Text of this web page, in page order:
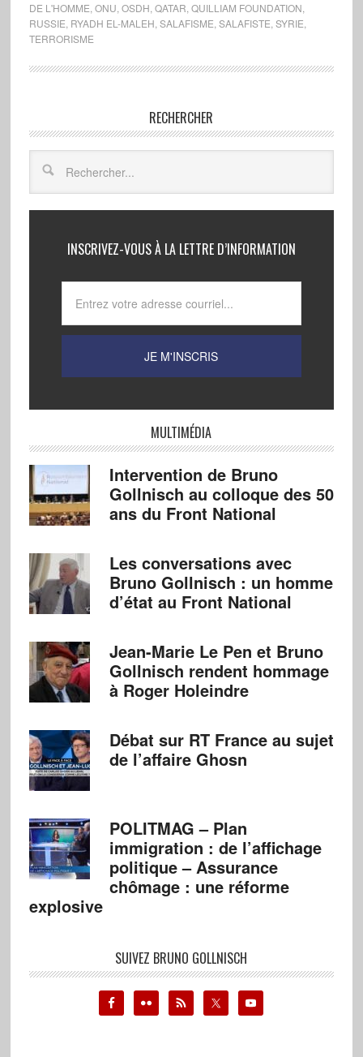
DE L'HOMME ONU OSDH QATAR QUILLIAM FOUNDATION
RUSSIE RYADH EL-MALEH SALAFISME SALAFISTE SYRIE
TERRORISME
RECHERCHER
INSCRIVEZ-VOUS À LA LETTRE D’INFORMATION
MULTIMÉDIA
Intervention de Bruno
Gollnisch au colloque des 50
ans du Front National
Les conversations avec
Bruno Gollnisch : un homme
d’état au Front National
Jean-Marie Le Pen et Bruno
Gollnisch rendent hommage
à Roger Holeindre
Débat sur RT France au sujet
de l’affaire Ghosn
POLITMAG – Plan
immigration : de l’affichage
politique – Assurance
chômage : une réforme
explosive
SUIVEZ BRUNO GOLLNISCH